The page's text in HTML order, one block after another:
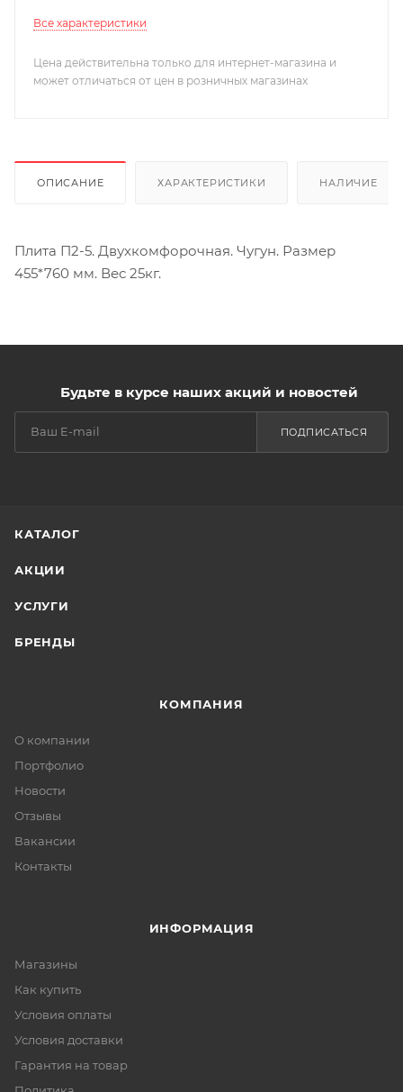
Все характеристики
Цена действительна только для интернет-магазина и
может отличаться от цен в розничных магазинах
ОПИСАНИЕ ХАРАКТЕРИСТИКИ НАЛИЧИЕ
Плита П2-5. Двухкомфорочная. Чугун. Размер
455*760 мм. Вес 25кг.
Будьте в курсе наших акций и новостей
ПОДПИСАТЬСЯ
КАТАЛОГ
АКЦИИ
УСЛУГИ
БРЕНДЫ
КОМПАНИЯ
О компании
Портфолио
Новости
Отзывы
Вакансии
Контакты
ИНФОРМАЦИЯ
Магазины
Как купить
Условия оплаты
Условия доставки
Гарантия на товар